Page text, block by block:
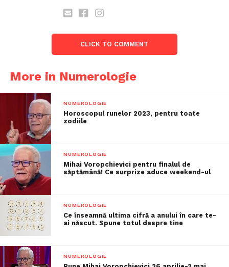
CLICK TO COMMENT
More in Numerologie
NUMEROLOGIE
Horoscopul runelor 2023, pentru toate
zodiile
NUMEROLOGIE
Mihai Voropchievici pentru finalul de
săptămână! Ce surprize aduce weekend-ul
NUMEROLOGIE
Ce înseamnă ultima cifră a anului în care te-
ai născut. Spune totul despre tine
NUMEROLOGIE